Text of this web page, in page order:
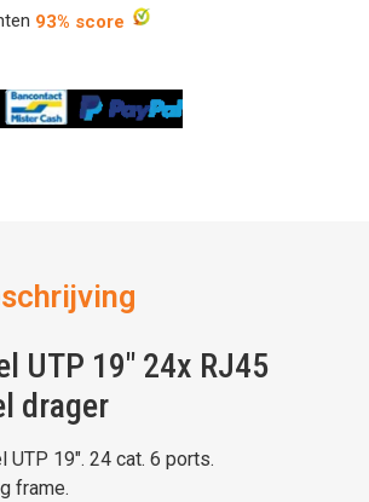
93% score
UTP 19″ 24x RJ45
drager
UTP 19″. 24 cat. 6 ports.
frame.